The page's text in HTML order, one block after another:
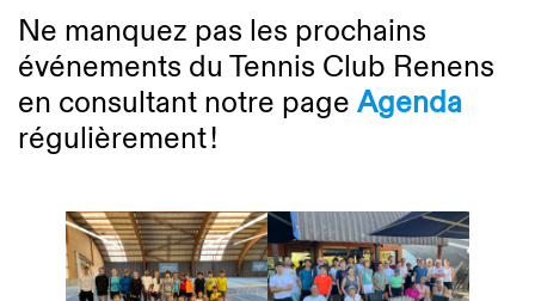
Ne manquez pas les prochains
événements du Tennis Club Renens
en consultant notre page Agenda
régulièrement !